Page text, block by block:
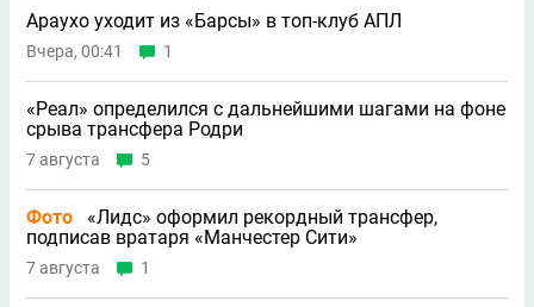
Араухо уходит из «Барсы» в топ-клуб АПЛ
Вчера, 00:41 1
«Реал» определился с дальнейшими шагами на фоне
срыва трансфера Родри
7 августа 5
Фото
«Лидс» оформил рекордный трансфер,
подписав вратаря «Манчестер Сити»
7 августа 1